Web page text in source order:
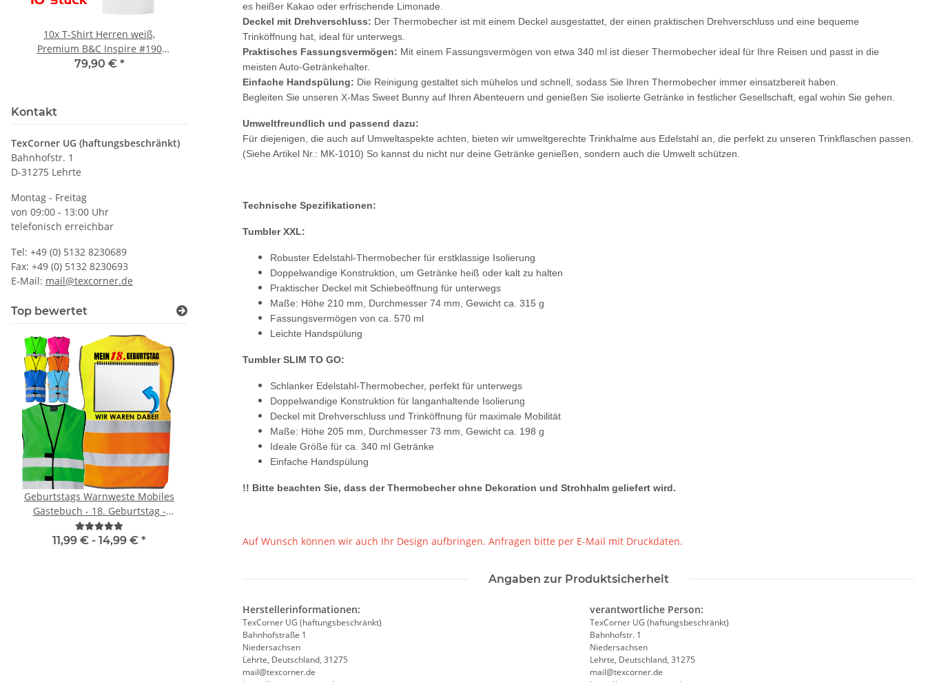
es heißer Kakao oder erfrischende Limonade.
Deckel mit Drehverschluss: Der Thermobecher ist mit einem Deckel ausgestattet, der einen praktischen Drehverschluss und eine bequeme
Trinköffnung hat, ideal für unterwegs.
Praktisches Fassungsvermögen: Mit einem Fassungsvermögen von etwa 340 ml ist dieser Thermobecher ideal für Ihre Reisen und passt in die
meisten Auto-Getränkehalter.
Einfache Handspülung: Die Reinigung gestaltet sich mühelos und schnell, sodass Sie Ihren Thermobecher immer einsatzbereit haben.
Begleiten Sie unseren X-Mas Sweet Bunny auf Ihren Abenteuern und genießen Sie isolierte Getränke in festlicher Gesellschaft, egal wohin Sie gehen.
Umweltfreundlich und passend dazu:
Für diejenigen, die auch auf Umweltaspekte achten, bieten wir umweltgerechte Trinkhalme aus Edelstahl an, die perfekt zu unseren Trinkflaschen passen.
(Siehe Artikel Nr.: MK-1010) So kannst du nicht nur deine Getränke genießen, sondern auch die Umwelt schützen.
Technische Spezifikationen:
Tumbler XXL:
Robuster Edelstahl-Thermobecher für erstklassige Isolierung
Doppelwandige Konstruktion, um Getränke heiß oder kalt zu halten
Praktischer Deckel mit Schiebeöffnung für unterwegs
Maße: Höhe 210 mm, Durchmesser 74 mm, Gewicht ca. 315 g
Fassungsvermögen von ca. 570 ml
Leichte Handspülung
Tumbler SLIM TO GO:
Schlanker Edelstahl-Thermobecher, perfekt für unterwegs
Doppelwandige Konstruktion für langanhaltende Isolierung
Deckel mit Drehverschluss und Trinköffnung für maximale Mobilität
Maße: Höhe 205 mm, Durchmesser 73 mm, Gewicht ca. 198 g
Ideale Größe für ca. 340 ml Getränke
Einfache Handspülung
!! Bitte beachten Sie, dass der Thermobecher ohne Dekoration und Strohhalm geliefert wird.
Auf Wunsch können wir auch Ihr Design aufbringen. Anfragen bitte per E-Mail mit Druckdaten.
Angaben zur Produktsicherheit
Herstellerinformationen:
TexCorner UG (haftungsbeschränkt)
Bahnhofstraße 1
Niedersachsen
Lehrte, Deutschland, 31275
mail@texcorner.de
verantwortliche Person:
TexCorner UG (haftungsbeschränkt)
Bahnhofstr. 1
Niedersachsen
Lehrte, Deutschland, 31275
mail@texcorner.de
10x T-Shirt Herren weiß,
Premium B&C Inspire #190
Rundhals mit EINER
79,90 € *
LEITUNG SAMMELSTELLE
Piktogramm Warnweste auch mit
vielen Taschen S-3XL
ab11,17 € *
Feuerwehr Trinkflasche 5010
farbig 1000ml inkl.
Premium B&C Inspire #190
Druckposition CMYK
Piktogramm Warnweste auch mit
Kontakt
TexCorner UG (haftungsbeschränkt)
Bahnhofstr. 1
D-31275 Lehrte
Montag - Freitag
von 09:00 - 13:00 Uhr
telefonisch erreichbar
Tel: +49 (0) 5132 8230689
Fax: +49 (0) 5132 8230693
E-Mail: mail@texcorner.de
Top bewertet
Geburtstags Warnweste Mobiles
Gästebuch - 18. Geburtstag -
Wunschzahl - Neon Warnweste
11,99 € - 14,99 € *
11,18 € -14,90 €*
9,59 € -13,99 €*
Geburtstags Warnweste Mobiles
11,99 € -14,99 €*